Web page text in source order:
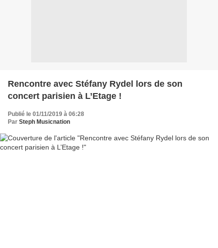
Rencontre avec Stéfany Rydel lors de son
concert parisien à L’Etage !
Publié le 01/11/2019 à 06:28
Par Steph Musicnation